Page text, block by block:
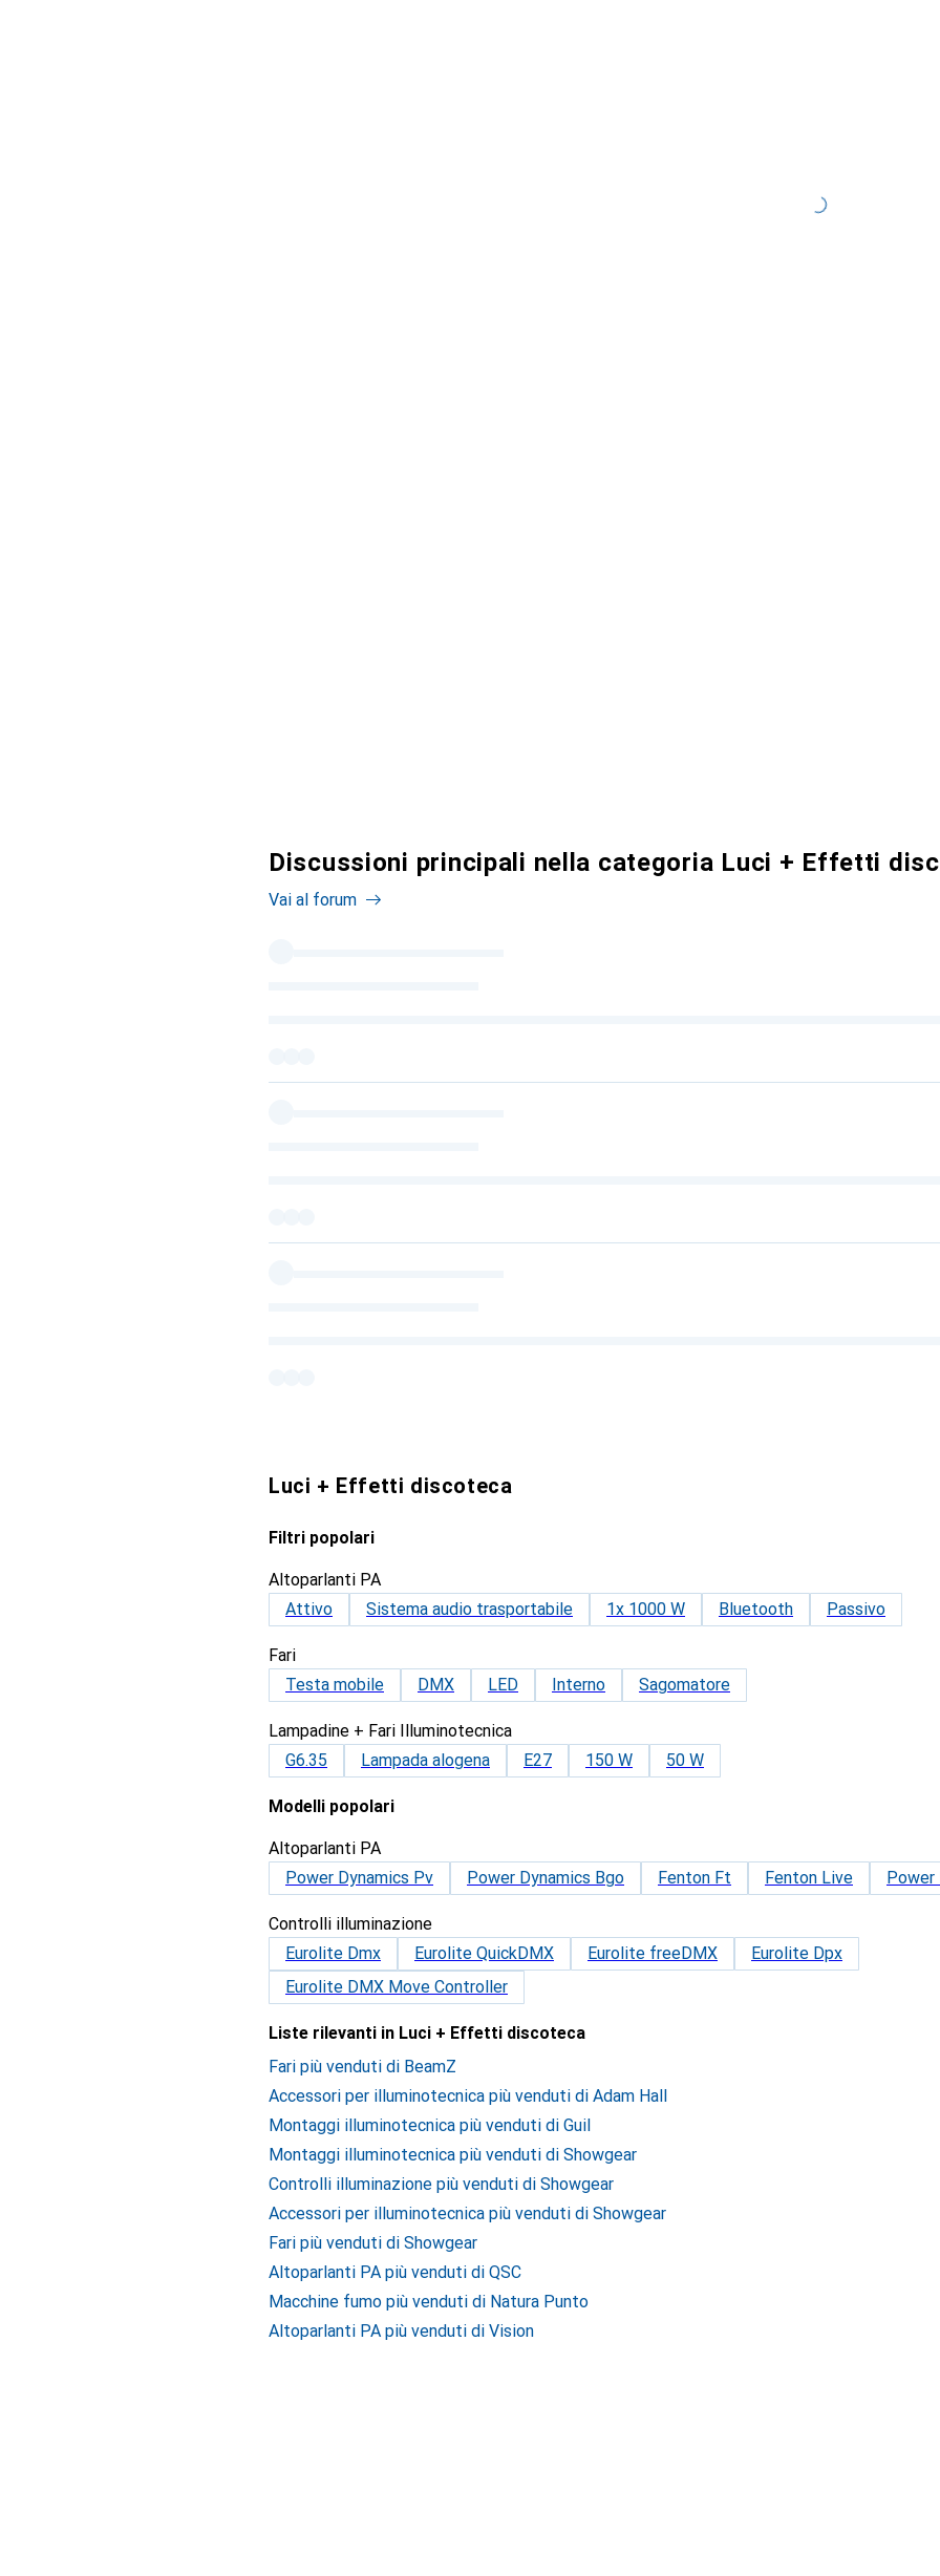
Discussioni principali nella categoria Luci + Effetti
Vai al forum
Luci + Effetti discoteca
Filtri popolari
Altoparlanti PA
Attivo
Sistema audio trasportabile 1x 1000 W Bluetooth Passivo
Fari
Testa mobile
DMX LED Interno Sagomatore
Lampadine + Fari Illuminotecnica
G6.35
Lampada alogena E27 150 W 50 W
Modelli popolari
Altoparlanti PA
Power Dynamics Pv
Power Dynamics Bgo Fenton Ft Fenton Live Power
Controlli illuminazione
Eurolite Dmx
Eurolite QuickDMX Eurolite freeDMX
Eurolite Dpx
Eurolite DMX Move Controller
Liste rilevanti in Luci + Effetti discoteca
Fari più venduti di BeamZ
Accessori per illuminotecnica più venduti di Adam Hall
Montaggi illuminotecnica più venduti di Guil
Montaggi illuminotecnica più venduti di Showgear
Controlli illuminazione più venduti di Showgear
Accessori per illuminotecnica più venduti di Showgear
Fari più venduti di Showgear
Altoparlanti PA più venduti di QSC
Macchine fumo più venduti di Natura Punto
Altoparlanti PA più venduti di Vision